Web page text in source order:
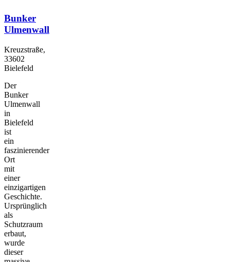
Bunker
Ulmenwall
Kreuzstraße,
33602
Bielefeld
Der
Bunker
Ulmenwall
in
Bielefeld
ist
ein
faszinierender
Ort
mit
einer
einzigartigen
Geschichte.
Ursprünglich
als
Schutzraum
erbaut,
wurde
dieser